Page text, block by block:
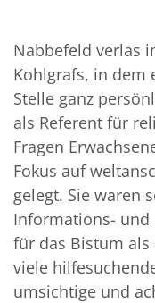
Nabbefeld verlas
Kohlgrafs, in dem
Stelle ganz
als Referent für
Fragen
Fokus auf
gelegt. Sie waren
Informations- und
für das Bistum
viele
umsichtige und